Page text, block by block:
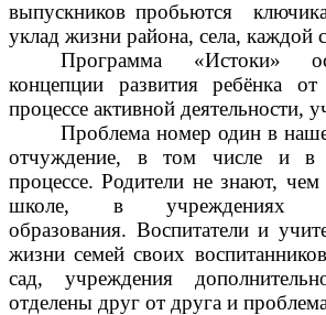
выпускников пробьются
уклад жизни района, села, каждой
Программа «Истоки»
концепции развития ребёнка
процессе активной деятельности,
Проблема номер один в
отчуждение, в том числе и в
процессе. Родители не знают,
школе, в учреждениях
образования. Воспитатели и
жизни семей своих
сад, учреждения
отделены друг от друга и